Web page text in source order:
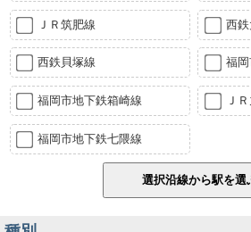
ＪＲ筑肥線 西
西鉄貝塚線 福
福岡市地下鉄箱崎線 Ｊ
福岡市地下鉄七隈線